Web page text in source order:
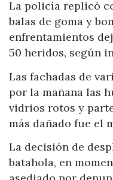
La policía replicó
balas de goma y
enfrentamientos
50 heridos, según
Las fachadas de
por la mañana las
vidrios rotos y
más dañado fue el
La decisión de
batahola, en